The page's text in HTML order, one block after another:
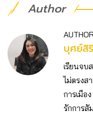
Author
บุศย์สิ
เรียนจบ
ไม่ตรงส
การเมือ
รักการ